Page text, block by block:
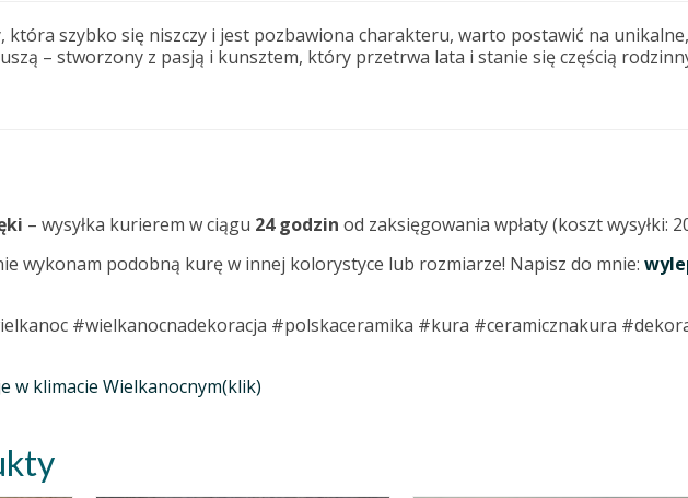
która szybko się niszczy i jest pozbawiona charakteru, warto postawić na
– stworzony z pasją i kunsztem, który przetrwa lata i stanie się częścią
– wysyłka kurierem w ciągu 24 godzin od zaksięgowania wpłaty (koszt wysyłki:
wykonam podobną kurę w innej kolorystyce lub rozmiarze! Napisz do mnie:
#wielkanocnadekoracja #polskaceramika #kura #ceramicznakura
w klimacie Wielkanocnym(klik)